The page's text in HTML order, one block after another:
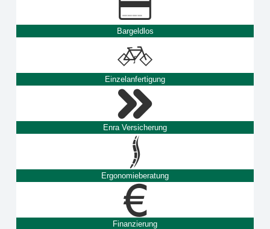
Bargeldlos
Einzelanfertigung
Enra Versicherung
Ergonomieberatung
Finanzierung